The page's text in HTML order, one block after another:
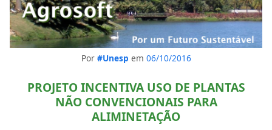
Por #Unesp em 06/10/2016
PROJETO INCENTIVA USO DE PLANTAS
NÃO CONVENCIONAIS PARA
ALIMINETAÇÃO